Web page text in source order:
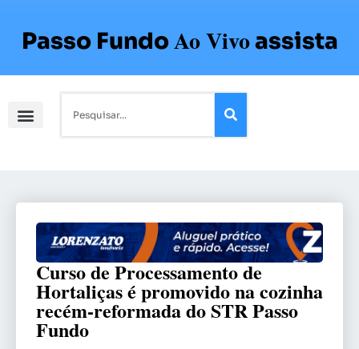
Passo FundoAo Vivoassista
Curso de Processamento de
Hortaliças é promovido na cozinha
recém-reformada do STR Passo
Fundo